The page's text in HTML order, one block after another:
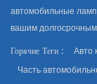
автомобильные
вашим
Горячие Теги :
Авто
Часть